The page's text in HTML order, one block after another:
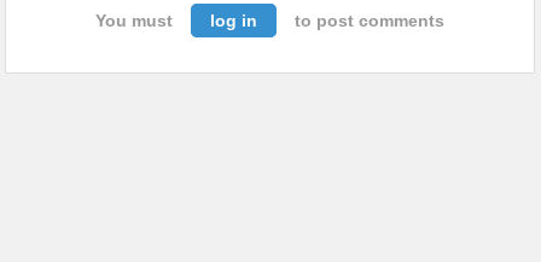
You must log in to post comments